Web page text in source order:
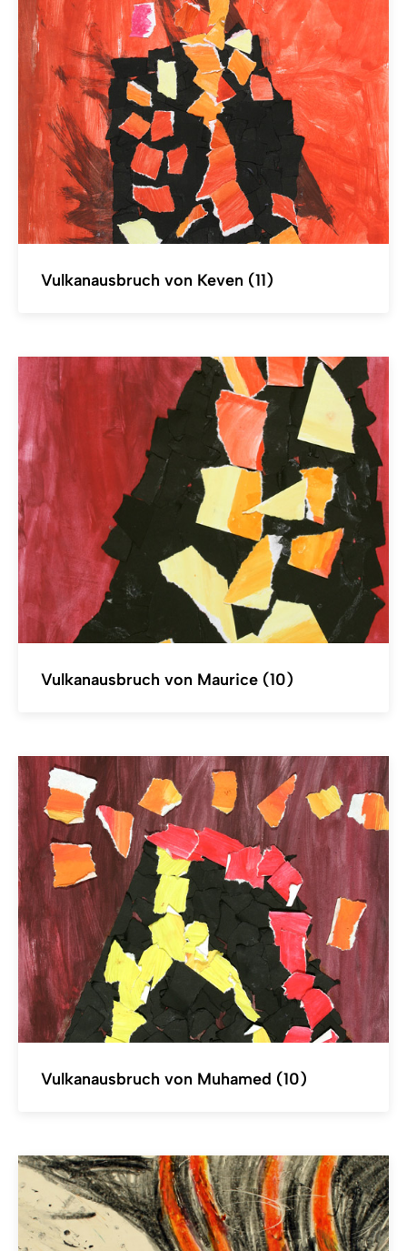
Vulkanausbruch von Keven (11)
Vulkanausbruch von Maurice (10)
Vulkanausbruch von Muhamed (10)